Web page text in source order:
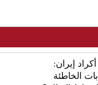
إيران:
الخاطئة